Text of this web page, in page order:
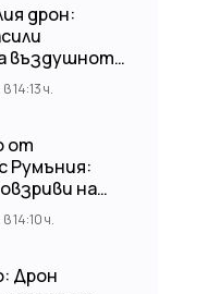
дрон:
въздушното
14:13 ч.
от
Румъния:
на
14:10 ч.
Дрон